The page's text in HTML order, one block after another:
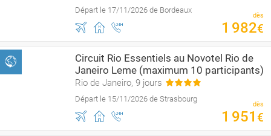
Départ le 17/11/2026 de Bordeaux
dès
1 982€
Circuit Rio Essentiels au Novotel Rio de
Janeiro Leme (maximum 10 participants)
Rio de Janeiro, 9 jours
Départ le 15/11/2026 de Strasbourg
dès
1 951 €